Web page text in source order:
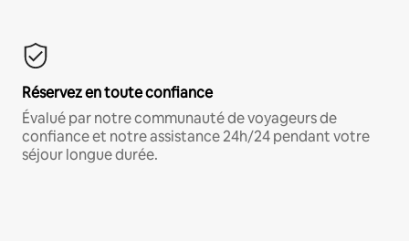
Réservez en toute confiance
Évalué par notre communauté de voyageurs de
confiance et notre assistance 24h/24 pendant votre
séjour longue durée.